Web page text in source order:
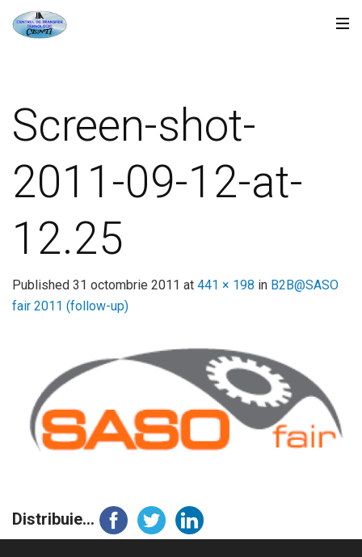
Screen-shot-
2011-09-12-at-
12.25
Published 31 octombrie 2011 at 441 × 198 in B2B@SASO
fair 2011 (follow-up)
Distribuie...